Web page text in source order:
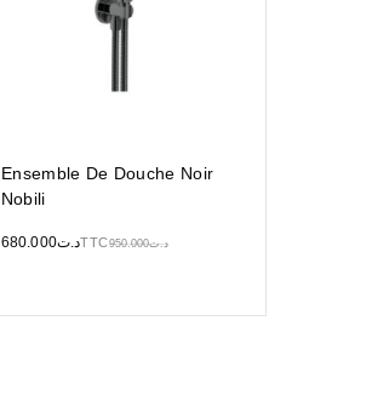
Ensemble De Douche Noir
Nobili
د.ت950.000 د.ت680.000 TTC